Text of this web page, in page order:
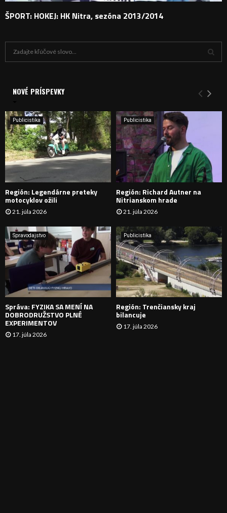
ŠPORT: HOKEJ: HK Nitra, sezóna 2013/2014
i
e
:
Y
H
D
A
N
I
E
NOVÉ PRÍSPEVKY
Publicistika
Región: Legendárne preteky
motocyklov ožili
21. júla 2026
Publicistika
Región: Richard Autner na
Nitrianskom hrade
21. júla 2026
Spravodajstvo
Správa: FYZIKA SA MENÍ NA
DOBRODRUŽSTVO PLNÉ
EXPERIMENTOV
17. júla 2026
Publicistika
Región: Trenčiansky kraj
bilancuje
17. júla 2026